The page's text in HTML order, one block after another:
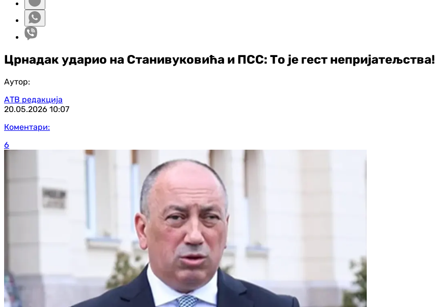
Црнадак ударио на Станивуковића и ПСС: То је гест непријатељства!
Аутор:
АТВ редакција
20.05.2026 10:07
Коментари:
6